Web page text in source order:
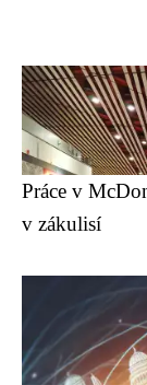
Práce v
v zákulisí